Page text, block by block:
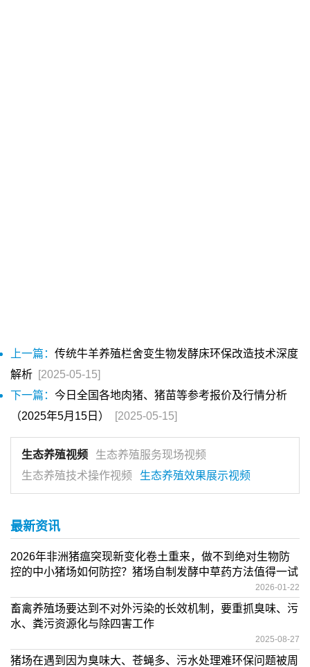
上一篇： 传统牛羊养殖栏舍变生物发酵床环保改造技术深度
解析 [2025-05-15]
下一篇： 今日全国各地肉猪、猪苗等参考报价及行情分析
（2025年5月15日）
[2025-05-15]
生态养殖视频
生态养殖服务现场视频
生态养殖技术操作视频
生态养殖效果展示视频
最新资讯
2026年非洲猪瘟突现新变化卷土重来，做不到绝对生物防
控的中小猪场如何防控？猪场自制发酵中草药方法值得一试
2026-01-22
畜禽养殖场要达到不对外污染的长效机制，要重抓臭味、污
水、粪污资源化与除四害工作
2025-08-27
猪场在遇到因为臭味大、苍蝇多、污水处理难环保问题被周